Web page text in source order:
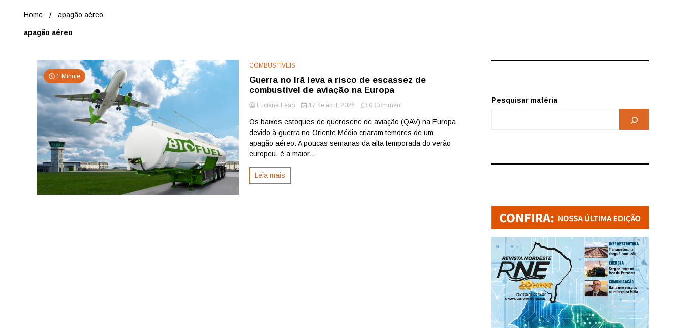
Home apagão aéreo
apagão aéreo
1 Minute
COMBUSTÍVEIS
Guerra no Irã leva a risco de escassez de
combustível de aviação na Europa
Luciana Leão 17 de abril, 2026 0 Commenton
no
Irã
leva
Os baixos estoques de querosene de aviação (QAV) na Europa
devido à guerra no Oriente Médio criaram temores de um
apagão aéreo. A poucas semanas da alta temporada do verão
europeu, é a maior...
Leia mais
Pesquisar matéria